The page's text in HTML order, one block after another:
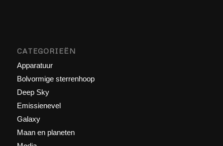
CATEGORIEËN
Apparatuur
Bolvormige sterrenhoop
Deep Sky
Emissienevel
Galaxy
Maan en planeten